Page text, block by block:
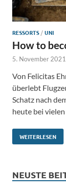
RESSORTS/UNI
How to
5. November 2021
Von Felicitas
überlebt
Schatz nach
heute bei
WEITERLESEN
NEUSTE